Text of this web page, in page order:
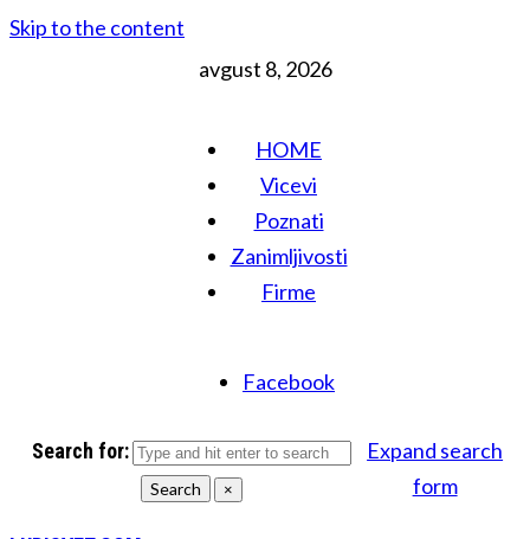
Skip to the content
avgust 8, 2026
HOME
Vicevi
Poznati
Zanimljivosti
Firme
Facebook
Search for:
Search ×
Expand search
form